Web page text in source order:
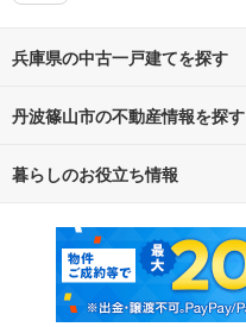
兵庫県の中古一戸建てを探す
路線・駅から探す
通勤・通学時間から探す
丹波篠山市の不動産情報を探す
不動産・住宅
新築マンション
新築一戸建て
暮らしのお役立ち情報
マンションカタログ